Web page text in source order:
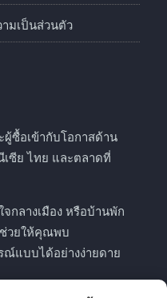
ามเป็นส่วนตัว
ซื้อเข้ากับโอกาสด้าน
ซีย ไทย และตลาดที่
กลางเมือง หรือบ้านพัก
ช่วยให้คุณพบ
แบบได้อย่างง่ายดาย